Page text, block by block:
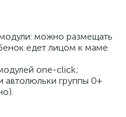
можно размещать
едет лицом к маме
one-click;
автолюльки группы 0+